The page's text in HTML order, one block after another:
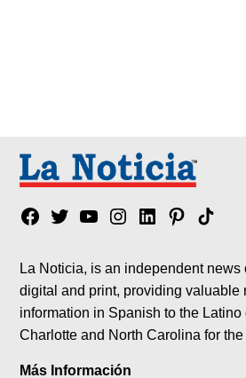
Facebook
TwitterYouTubeInstagram
LinkedinPinterest
Tik
La Noticia, is an independent news
digital and print, providing valuable
information in Spanish to the Latino
Charlotte and North Carolina for
Más Información